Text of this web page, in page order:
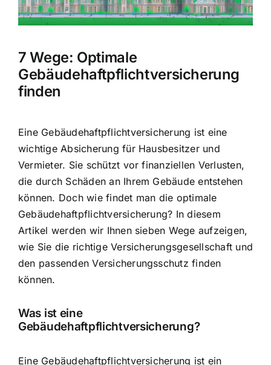
Hilfe und Kontakt
7 Wege: Optimale
Gebäudehaftpflichtversicherung
finden
Eine Gebäudehaftpflichtversicherung ist eine
wichtige Absicherung für Hausbesitzer und
Vermieter. Sie schützt vor finanziellen Verlusten,
die durch Schäden an Ihrem Gebäude entstehen
können. Doch wie findet man die optimale
Gebäudehaftpflichtversicherung? In diesem
Artikel werden wir Ihnen sieben Wege aufzeigen,
wie Sie die richtigeVersicherungsgesellschaft und
den passenden Versicherungsschutz finden
können.
Was ist eine
Gebäudehaftpflichtversicherung?
Eine Gebäudehaftpflichtversicherung ist ein